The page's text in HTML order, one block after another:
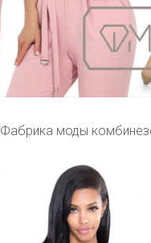
Фабрика моды